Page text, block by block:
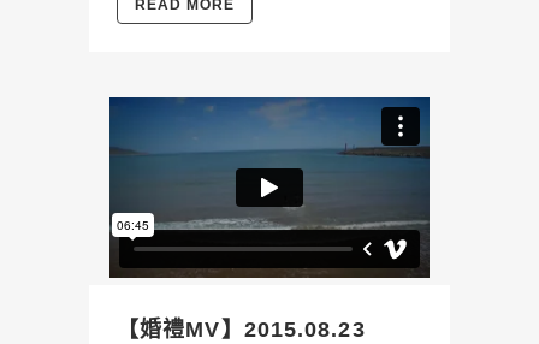
READ MORE
【婚禮MV】2015.08.23